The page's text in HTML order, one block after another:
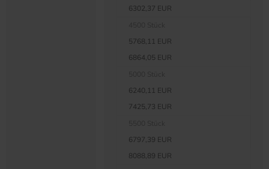
6302,37 EUR
5768,11 EUR
6864,05 EUR
6240,11 EUR
7425,73 EUR
6797,39 EUR
8088,89 EUR